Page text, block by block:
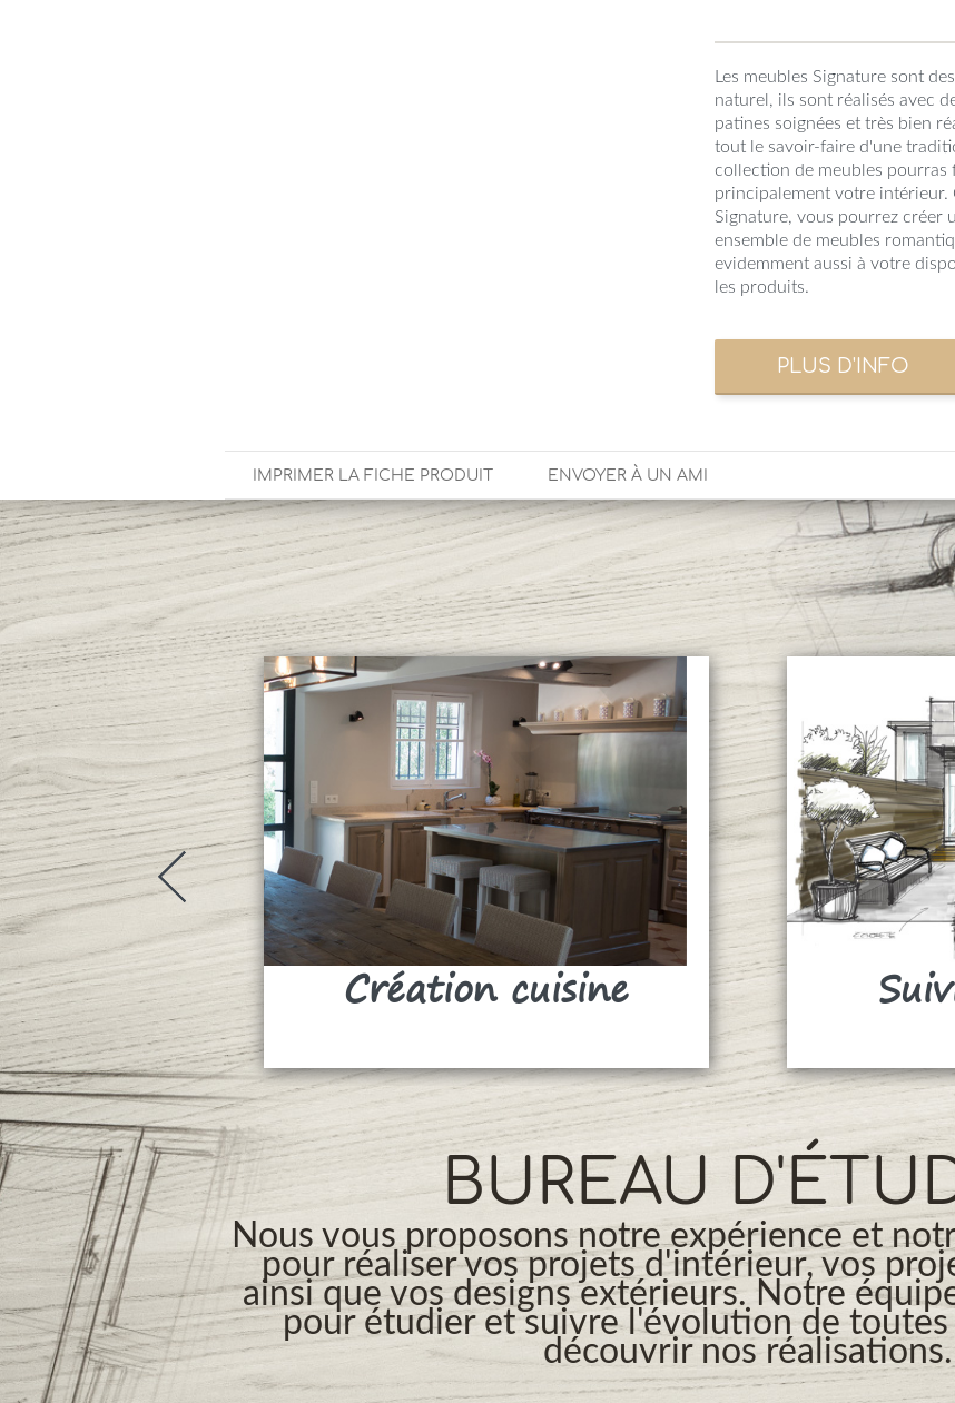
Les meubles Signature sont
naturel, ils sont réalisés avec
patines soignées et très bien
tout le savoir-faire d'une
collection de meubles pourras
principalement votre intérieur.
Signature, vous pourrez créer
ensemble de meubles
evidemment aussi à votre
les produits.
IMPRIMER LA FICHE PRODUIT ENVOYER À UN AMI
Création cuisine
BUREAU
Nous vous proposons notre expérience et
pour réaliser vos projets d'intérieur, vos
ainsi que vos designs extérieurs. Notre
pour étudier et suivre l'évolution de toutes
découvrir nos réalisations.